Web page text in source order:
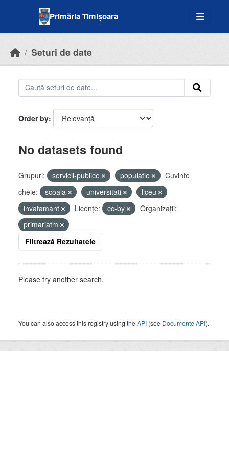
Primăria Timișoara
Seturi de date
Order by
No datasets found
Grupuri: servicii-publice populatie
Cuvinte
cheie:
scoala universitati
liceu
invatamant
Licenţe: cc-by
Organizații:
primariatm
Filtrează Rezultatele
Please try another search.
You can also access this registry using theAPI (see Documente API).